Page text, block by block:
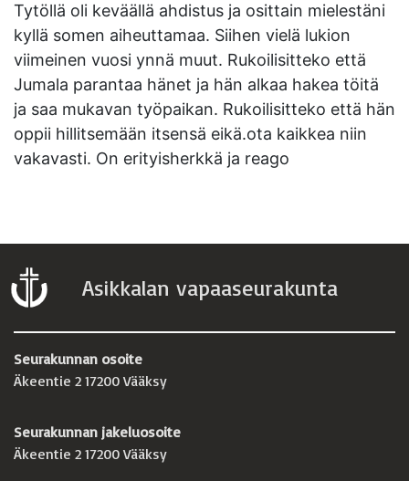
Tytöllä oli keväällä ahdistus ja osittain mielestäni
kyllä somen aiheuttamaa. Siihen vielä lukion
viimeinen vuosi ynnä muut. Rukoilisitteko että
Jumala parantaa hänet ja hän alkaa hakea töitä
ja saa mukavan työpaikan. Rukoilisitteko että hän
oppii hillitsemään itsensä eikä.ota kaikkea niin
vakavasti. On erityisherkkä ja reago
Asikkalan vapaaseurakunta
Seurakunnan osoite
Äkeentie 2 17200 Vääksy
Seurakunnan jakeluosoite
Äkeentie 2 17200 Vääksy